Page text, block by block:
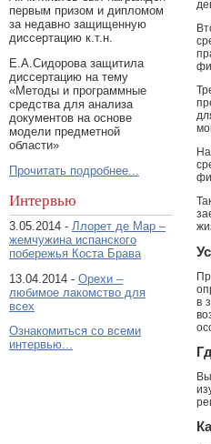
первым призом и дипломом
за недавно защищенную
диссертацию к.т.н.
Е.А.Сидорова защитила
диссертацию на тему
«Методы и программные
средства для анализа
документов на основе
модели предметной
области»
Прочитать подробнее...
Интервью
3.05.2014 - Ллорет де Мар –
жемчужина испанского
побережья Коста Брава
13.04.2014 - Орехи –
любимое лакомство для
всех
Ознакомиться со всеми
интервью...
в